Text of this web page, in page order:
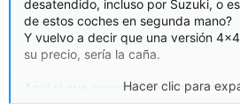
desatendido, incluso por Suzuki, o
de estos coches en segunda mano?
Y vuelvo a decir que una versión
su precio, sería la caña.
Aqui si que agradecería propuestas
B, C o D que ya casi no se
Hacer clic para